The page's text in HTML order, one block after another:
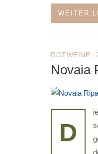
WEITER
ROTWEINE/
Novaia
D